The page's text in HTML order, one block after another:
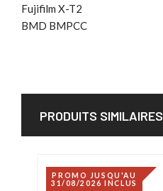
Fujifilm X-T2
BMD BMPCC
PRODUITS SIMILAIRES
PROMO JUSQU'AU
31/08/2026 INCLUS